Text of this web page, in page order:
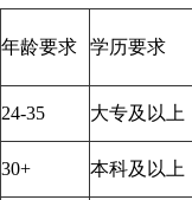
年龄要求 学历要求
24-35 大专及以上
30+ 本科及以上